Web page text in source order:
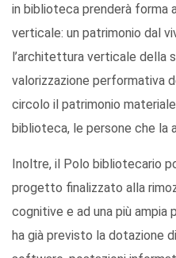
in biblioteca prenderà forma
verticale: un patrimonio dal
l’architettura verticale della
valorizzazione performativa
circolo il patrimonio
biblioteca, le persone che la
Inoltre, il Polo bibliotecario
progetto finalizzato alla
cognitive e ad una più ampia
ha già previsto la dotazione